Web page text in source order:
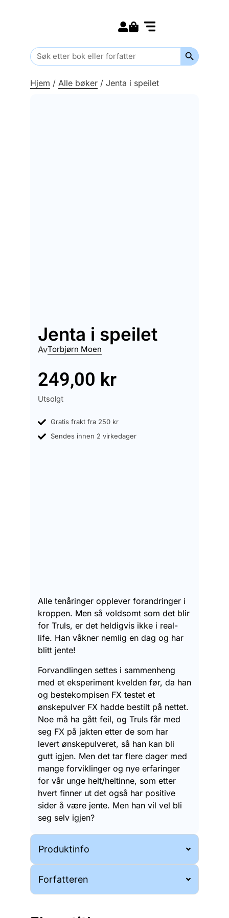
Search
for:
Search
Hjem / Alle bøker / Jenta i speilet
Jenta i speilet
AvTorbjørn Moen
249,00 kr
Utsolgt
Gratis frakt fra 250 kr
Sendes innen 2 virkedager
Alle tenåringer opplever forandringer i
kroppen. Men så voldsomt som det blir
for Truls, er det heldigvis ikke i real-
life. Han våkner nemlig en dag og har
blitt jente!
Forvandlingen settes i sammenheng
med et eksperiment kvelden før, da han
og bestekompisen FX testet et
ønskepulver FX hadde bestilt på nettet.
Noe må ha gått feil, og Truls får med
seg FX på jakten etter de som har
levert ønskepulveret, så han kan bli
gutt igjen. Men det tar flere dager med
mange forviklinger og nye erfaringer
for vår unge helt/heltinne, som etter
hvert finner ut det også har positive
sider å være jente. Men han vil vel bli
seg selv igjen?
Produktinfo
Forfatteren